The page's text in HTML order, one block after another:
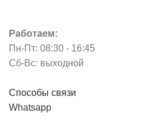
Работаем:
Пн-Пт: 08:30 - 16:45
Сб-Вс: выходной
Способы связи
Whatsapp